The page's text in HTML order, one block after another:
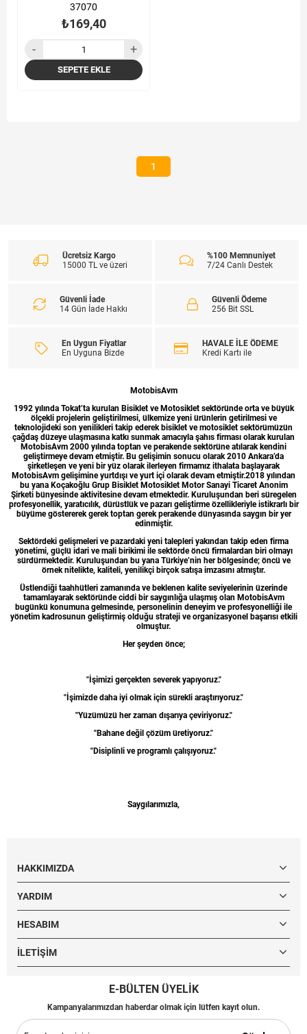
37070
₺169,40
SEPETE EKLE
1
Ücretsiz Kargo
15000 TL ve üzeri
%100 Memnuniyet
7/24 Canlı Destek
Güvenli İade
14 Gün İade Hakkı
Güvenli Ödeme
256 Bit SSL
En Uygun Fiyatlar
En Uyguna Bizde
HAVALE İLE ÖDEME
Kredi Kartı ile
MotobisAvm
1992 yılında Tokat’ta kurulan Bisiklet ve Motosiklet sektöründe orta ve büyük
ölçekli projelerin geliştirilmesi, ülkemize yeni ürünlerin getirilmesi ve
teknolojideki son yenilikleri takip ederek bisiklet ve motosiklet sektörümüzün
çağdaş düzeye ulaşmasına katkı sunmak amacıyla şahıs firması olarak kurulan
MotobisAvm 2000 yılında toptan ve perakende sektörüne atılarak kendini
geliştirmeye devam etmiştir. Bu gelişimin sonucu olarak 2010 Ankara’da
şirketleşen ve yeni bir yüz olarak ilerleyen firmamız ithalata başlayarak
MotobisAvm gelişimine yurtdışı ve yurt içi olarak devam etmiştir.2018 yılından
bu yana Koçakoğlu Grup Bisiklet Motosiklet Motor Sanayi Ticaret Anonim
Şirketi bünyesinde aktivitesine devam etmektedir. Kuruluşundan beri süregelen
profesyonellik, yaratıcılık, dürüstlük ve pazarı geliştirme özellikleriyle istikrarlı bir
büyüme göstererek gerek toptan gerek perakende dünyasında saygın bir yer
edinmiştir.
Sektördeki gelişmeleri ve pazardaki yeni talepleri yakından takip eden firma
yönetimi, güçlü idari ve mali birikimi ile sektörde öncü firmalardan biri olmayı
sürdürmektedir. Kuruluşundan bu yana Türkiye’nin her bölgesinde; öncü ve
örnek nitelikte, kaliteli, yenilikçi birçok satışa imzasını atmıştır.
Üstlendiği taahhütleri zamanında ve beklenen kalite seviyelerinin üzerinde
tamamlayarak sektöründe ciddi bir saygınlığa ulaşmış olan MotobisAvm
bugünkü konumuna gelmesinde, personelinin deneyim ve profesyonelliği ile
yönetim kadrosunun geliştirmiş olduğu strateji ve organizasyonel başarısı etkili
olmuştur.
Her şeyden önce;
"İşimizi gerçekten severek yapıyoruz."
"İşimizde daha iyi olmak için sürekli araştırıyoruz."
"Yüzümüzü her zaman dışarıya çeviriyoruz."
"Bahane değil çözüm üretiyoruz."
"Disiplinli ve programlı çalışıyoruz."
Saygılarımızla,
HAKKIMIZDA
YARDIM
HESABIM
İLETIŞIM
E-BÜLTEN ÜYELİK
Kampanyalarımızdan haberdar olmak için lütfen kayıt olun.